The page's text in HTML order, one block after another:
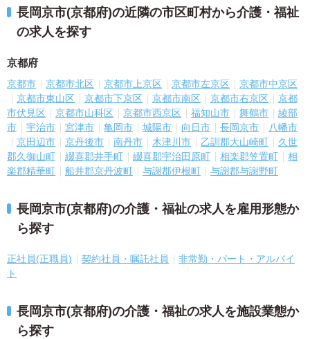
長岡京市(京都府)の近隣の市区町村から介護・福祉
の求人を探す
京都府
京都市 京都市北区 京都市上京区 京都市左京区
京都市中京区
京都市東山区
京都市下京区 京都市南区 京都市右京区
京都
市伏見区
京都市山科区 京都市西京区 福知山市 舞鶴市
綾部
市
宇治市 宮津市 亀岡市 城陽市 向日市 長岡京市
八幡市
京田辺市
京丹後市 南丹市 木津川市 乙訓郡大山崎町
久世
郡久御山町
綴喜郡井手町 綴喜郡宇治田原町 相楽郡笠置町
相
楽郡精華町
船井郡京丹波町 与謝郡伊根町 与謝郡与謝野町
長岡京市(京都府)の介護・福祉の求人を雇用形態か
ら探す
正社員(正職員) 契約社員・嘱託社員
非常勤・パート・アルバイ
ト
長岡京市(京都府)の介護・福祉の求人を施設業態か
ら探す